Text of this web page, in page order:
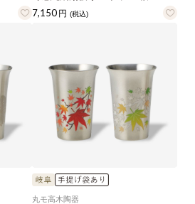
7,150 円 (税込)
丸モ高木陶器